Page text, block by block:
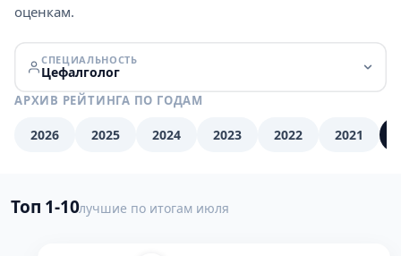
оценкам.
СПЕЦИАЛЬНОСТЬ
Цефалголог
АРХИВ РЕЙТИНГА ПО ГОДАМ
2026 2025 2024 2023 2022 2021
Топ 1-10лучшие по итогам июля